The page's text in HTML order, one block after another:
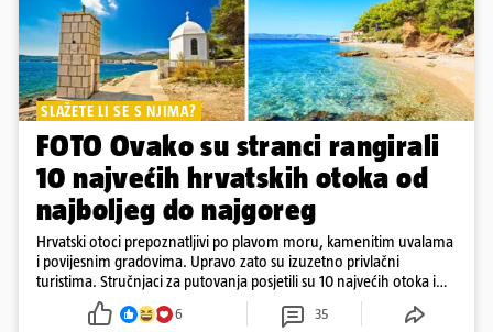
SLAŽETE LI SE S NJIMA?
FOTO Ovako su stranci rangirali
10 najvećih hrvatskih otoka od
najboljeg do najgoreg
Hrvatski otoci prepoznatljivi po plavom moru, kamenitim uvalama
i povijesnim gradovima. Upravo zato su izuzetno privlačni
turistima. Stručnjaci za putovanja posjetili su 10 najvećih otoka i
rangirali ih
6 35